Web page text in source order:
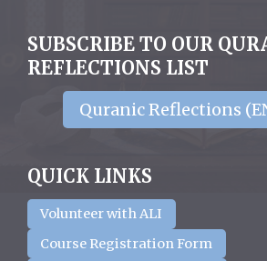
SUBSCRIBE TO OUR
REFLECTIONS LIST
Quranic Reflections
QUICK LINKS
Volunteer with ALI
Course Registration Form